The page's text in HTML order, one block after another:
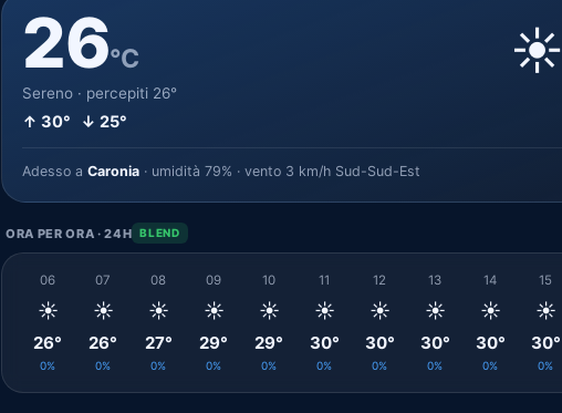
26°C
Sereno · percepiti 26°
↑ 30° ↓ 25°
☀️
Adesso a Caronia · umidità 79% · vento 3 km/h Sud-Sud-Est
ORA PER ORA · 24H BLEND
06
☀️
26°
0%
07
☀️
26°
0%
08
☀️
27°
0%
09
☀️
29°
0%
10
☀️
29°
0%
11
☀️
30°
0%
12
☀️
30°
0%
13
☀️
30°
0%
14
☀️
30°
0%
15
☀️
30°
0%